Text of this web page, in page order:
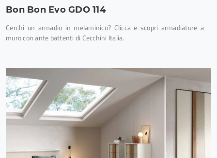
Bon Bon Evo GDO 114
Cerchi un armadio in melaminico? Clicca e scopri armadiature a
muro con ante battenti di Cecchini Italia.